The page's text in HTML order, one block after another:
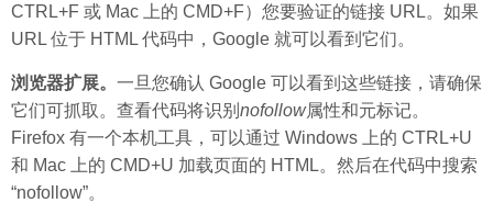
CTRL+F 或 Mac 上的 CMD+F）您要验证的链接 URL。如果
URL 位于 HTML 代码中，Google 就可以看到它们。
浏览器扩展。 一旦您确认 Google 可以看到这些链接，请确保
它们可抓取。查看代码将识别 nofollow属性和元标记。
Firefox 有一个本机工具，可以通过 Windows 上的 CTRL+U
和 Mac 上的 CMD+U 加载页面的 HTML。然后在代码中搜索
“nofollow”。